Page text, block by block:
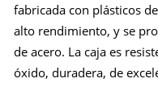
fabricada con plásticos
alto rendimiento, y se
de acero. La caja es
óxido, duradera, de